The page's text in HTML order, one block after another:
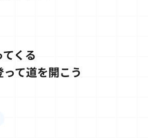
くる
って道を開こう